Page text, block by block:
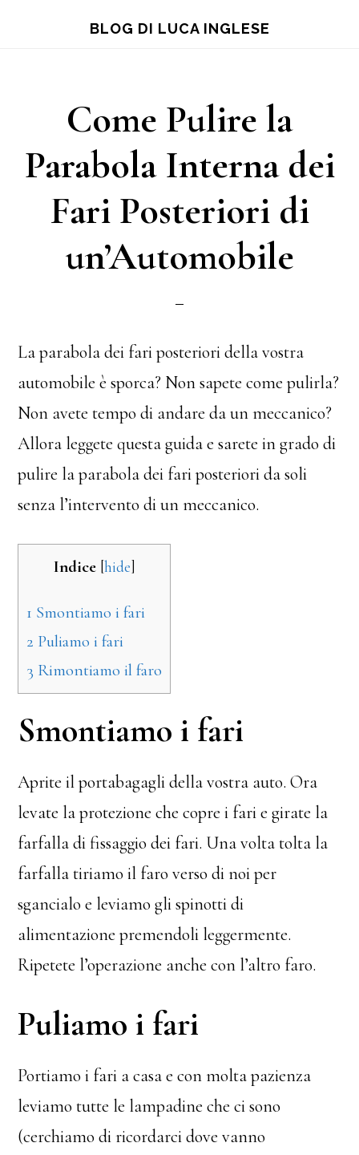
BLOG DI LUCA INGLESE
Come Pulire la
Parabola Interna dei
Fari Posteriori di
un’Automobile
La parabola dei fari posteriori della vostra
automobile è sporca? Non sapete come pulirla?
Non avete tempo di andare da un meccanico?
Allora leggete questa guida e sarete in grado di
pulire la parabola dei fari posteriori da soli
senza l’intervento di un meccanico.
Indice hide
1 Smontiamo i fari
2 Puliamo i fari
3 Rimontiamo il faro
Smontiamo i fari
Aprite il portabagagli della vostra auto. Ora
levate la protezione che copre i fari e girate la
farfalla di fissaggio dei fari. Una volta tolta la
farfalla tiriamo il faro verso di noi per
sgancialo e leviamo gli spinotti di
alimentazione premendoli leggermente.
Ripetete l’operazione anche con l’altro faro.
Puliamo i fari
Portiamo i fari a casa e con molta pazienza
leviamo tutte le lampadine che ci sono
(cerchiamo di ricordarci dove vanno